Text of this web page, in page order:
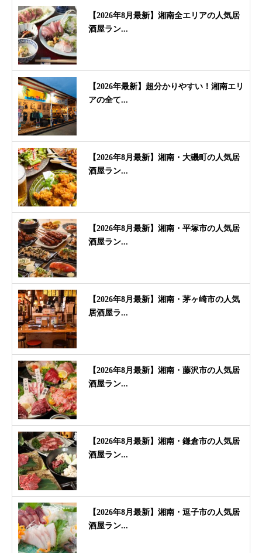
【2026年8月最新】湘南全エリアの人気居
酒屋ラン...
【2026年最新】超分かりやすい！湘南エリ
アの全て...
【2026年8月最新】湘南・大磯町の人気居
酒屋ラン...
【2026年8月最新】湘南・平塚市の人気居
酒屋ラン...
【2026年8月最新】湘南・茅ヶ崎市の人気
居酒屋ラ...
【2026年8月最新】湘南・藤沢市の人気居
酒屋ラン...
【2026年8月最新】湘南・鎌倉市の人気居
酒屋ラン...
【2026年8月最新】湘南・逗子市の人気居
酒屋ラン...